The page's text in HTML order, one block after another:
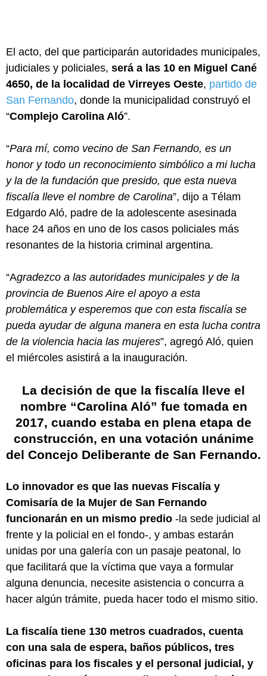
El acto, del que participarán autoridades municipales,
judiciales y policiales, será a las 10 en Miguel Cané
4650, de la localidad de Virreyes Oeste, partido de
San Fernando, donde la municipalidad construyó el
“Complejo Carolina Aló”.
“Para mí, como vecino de San Fernando, es un
honor y todo un reconocimiento simbólico a mi lucha
y la de la fundación que presido, que esta nueva
fiscalía lleve el nombre de Carolina”, dijo a Télam
Edgardo Aló, padre de la adolescente asesinada
hace 24 años en uno de los casos policiales más
resonantes de la historia criminal argentina.
“Agradezco a las autoridades municipales y de la
provincia de Buenos Aire el apoyo a esta
problemática y esperemos que con esta fiscalía se
pueda ayudar de alguna manera en esta lucha contra
de la violencia hacia las mujeres”, agregó Aló, quien
el miércoles asistirá a la inauguración.
La decisión de que la fiscalía lleve el
nombre “Carolina Aló” fue tomada en
2017, cuando estaba en plena etapa de
construcción, en una votación unánime
del Concejo Deliberante de San Fernando.
Lo innovador es que las nuevas Fiscalía y
Comisaría de la Mujer de San Fernando
funcionarán en un mismo predio -la sede judicial al
frente y la policial en el fondo-, y ambas estarán
unidas por una galería con un pasaje peatonal, lo
que facilitará que la víctima que vaya a formular
alguna denuncia, necesite asistencia o concurra a
hacer algún trámite, pueda hacer todo el mismo sitio.
La fiscalía tiene 130 metros cuadrados, cuenta
con una sala de espera, baños públicos, tres
oficinas para los fiscales y el personal judicial, y